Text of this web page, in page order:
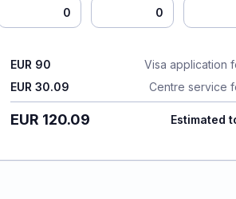
Visa application
EUR 90
Centre service
EUR 30.09
Estimated
EUR 120.09